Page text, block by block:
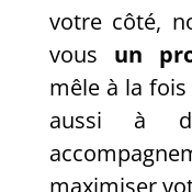
votre côté,
vous un
mêle à la
aussi à